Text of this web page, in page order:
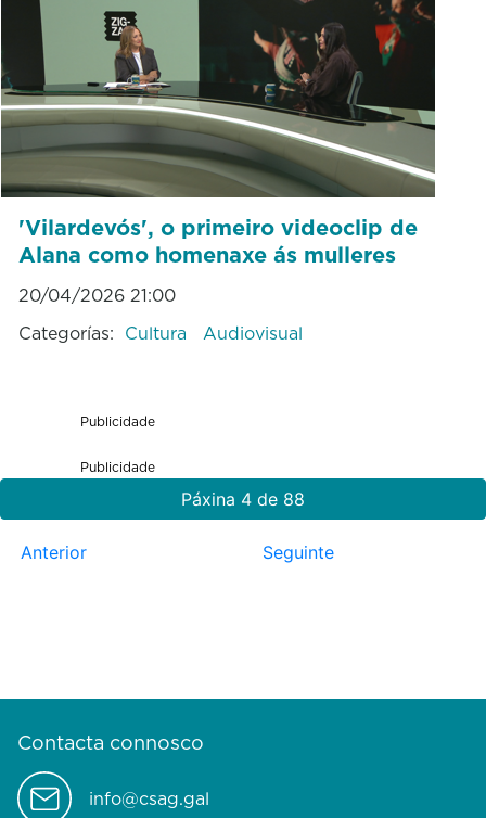
'Vilardevós', o primeiro videoclip de
Alana como homenaxe ás mulleres
20/04/2026 21:00
Categorías: Cultura Audiovisual
Publicidade
Publicidade
Páxina 4 de 88
Anterior Seguinte
Contacta connosco
info@csag.gal